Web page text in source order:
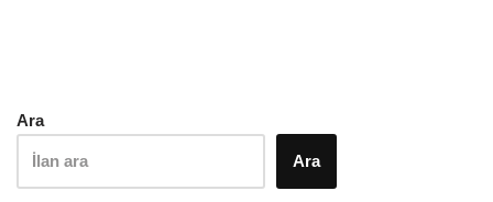
Ara
Ara